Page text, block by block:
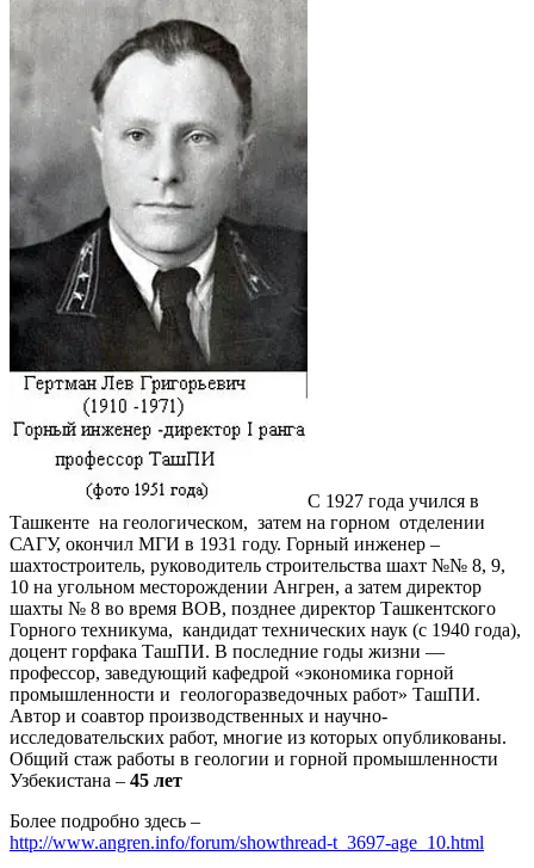
С 1927 года учился в
Ташкенте на геологическом, затем на горном отделении
САГУ, окончил МГИ в 1931 году. Горный инженер –
шахтостроитель, руководитель строительства шахт №№ 8, 9,
10 на угольном месторождении Ангрен, а затем директор
шахты № 8 во время ВОВ, позднее директор Ташкентского
Горного техникума, кандидат технических наук (с 1940 года),
доцент горфака ТашПИ. В последние годы жизни —
профессор, заведующий кафедрой «экономика горной
промышленности и геологоразведочных работ» ТашПИ.
Автор и соавтор производственных и научно-
исследовательских работ, многие из которых опубликованы.
Общий стаж работы в геологии и горной промышленности
Узбекистана – 45 лет
Более подробно здесь –
http://www.angren.info/forum/showthread-t_3697-age_10.html